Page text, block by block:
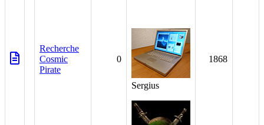
Recherche
Cosmic
Pirate
0
Sergius
1868